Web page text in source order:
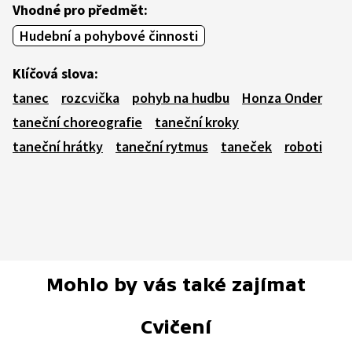
Vhodné pro předmět:
Hudební a pohybové činnosti
Klíčová slova:
tanec
rozcvička pohyb na hudbu
Honza Onder
taneční choreografie
taneční kroky
taneční hrátky
taneční rytmus taneček roboti
Mohlo by vás také zajímat
Cvičení